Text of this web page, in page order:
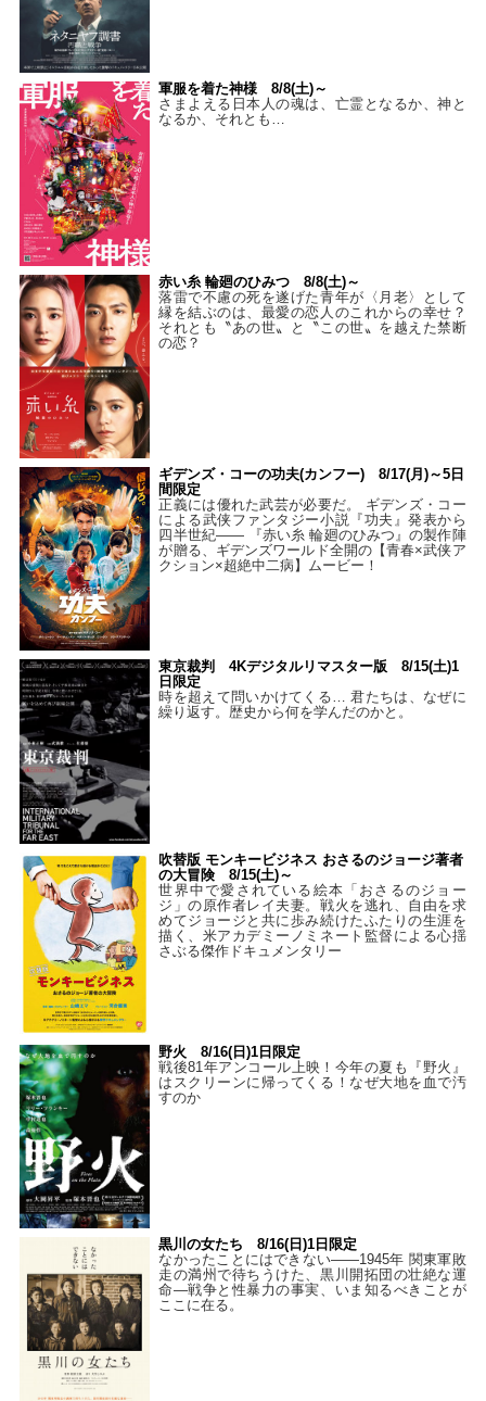
軍服を着た神様 8/8(土)～
さまよえる日本人の魂は、亡霊となるか、神と
なるか、それとも…
赤い糸 輪廻のひみつ 8/8(土)～
落雷で不慮の死を遂げた青年が〈月老〉として
縁を結ぶのは、最愛の恋人のこれからの幸せ？
それとも〝あの世〟と〝この世〟を越えた禁断
の恋？
ギデンズ・コーの功夫(カンフー) 8/17(月)～5日
間限定
正義には優れた武芸が必要だ。 ギデンズ・コー
による武侠ファンタジー小説『功夫』発表から
四半世紀―― 『赤い糸 輪廻のひみつ』の製作陣
が贈る、ギデンズワールド全開の【青春×武侠ア
クション×超絶中二病】ムービー！
東京裁判 4Kデジタルリマスター版 8/15(土)1
日限定
時を超えて問いかけてくる… 君たちは、なぜに
繰り返す。歴史から何を学んだのかと。
吹替版 モンキービジネス おさるのジョージ著者
の大冒険 8/15(土)～
世界中で愛されている絵本「おさるのジョー
ジ」の原作者レイ夫妻。戦火を逃れ、自由を求
めてジョージと共に歩み続けたふたりの生涯を
描く、米アカデミーノミネート監督による心揺
さぶる傑作ドキュメンタリー
野火 8/16(日)1日限定
戦後81年アンコール上映！今年の夏も『野火』
はスクリーンに帰ってくる！なぜ大地を血で汚
すのか
黒川の女たち 8/16(日)1日限定
なかったことにはできない——1945年 関東軍敗
走の満州で待ちうけた、黒川開拓団の壮絶な運
命―戦争と性暴力の事実、いま知るべきことが
ここに在る。